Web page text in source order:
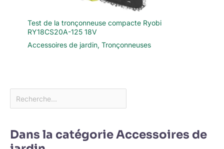
Test de la tronçonneuse compacte Ryobi
RY18CS20A-125 18V
Accessoires de jardin, Tronçonneuses
Dans la catégorie Accessoires de